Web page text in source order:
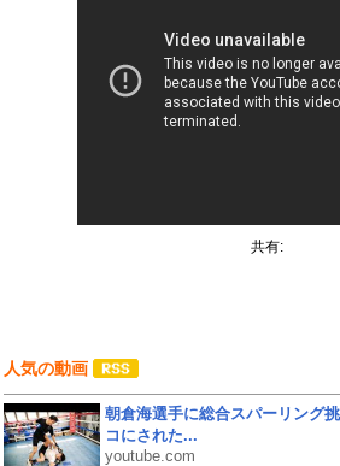
共有:
人気の動画
朝倉海選手に総合スパーリング
コにされた...
youtube.com